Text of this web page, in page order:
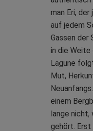
man Eri,
auf jedem
Gassen der
in die Weite
Lagune
Mut,
einem
lange nicht,
gehört. Erst